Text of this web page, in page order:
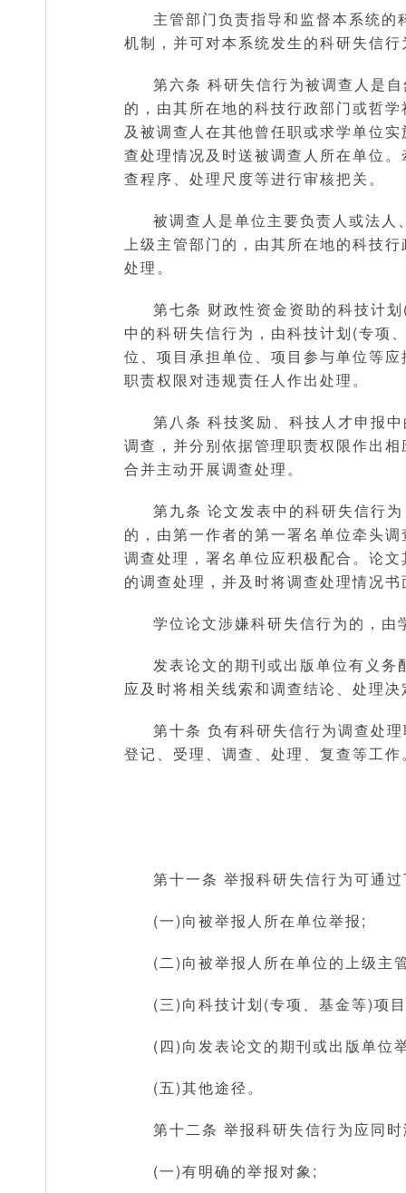
主管部门负责指导和监督本系统
机制，并可对本系统发生的科研失信
第六条 科研失信行为被调查人是
的，由其所在地的科技行政部门或哲
及被调查人在其他曾任职或求学单位
查处理情况及时送被调查人所在单位
查程序、处理尺度等进行审核把关。
被调查人是单位主要负责人或法
上级主管部门的，由其所在地的科技
处理。
第七条 财政性资金资助的科技计
中的科研失信行为，由科技计划(专项
位、项目承担单位、项目参与单位等
职责权限对违规责任人作出处理。
第八条 科技奖励、科技人才申报
调查，并分别依据管理职责权限作出
合并主动开展调查处理。
第九条 论文发表中的科研失信行
的，由第一作者的第一署名单位牵头
调查处理，署名单位应积极配合。论
的调查处理，并及时将调查处理情况
学位论文涉嫌科研失信行为的，
发表论文的期刊或出版单位有义
应及时将相关线索和调查结论、处理
第十条 负有科研失信行为调查处
登记、受理、调查、处理、复查等工作
第十一条 举报科研失信行为可通
(一)向被举报人所在单位举报;
(二)向被举报人所在单位的上级主
(三)向科技计划(专项、基金等)项
(四)向发表论文的期刊或出版单位
(五)其他途径。
第十二条 举报科研失信行为应同
(一)有明确的举报对象;